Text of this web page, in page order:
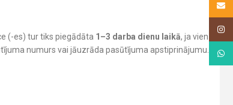
(-es) tur tiks piegādāta 1–3 darba dienu laikā, ja vien
numurs vai jāuzrāda pasūtījuma apstiprinājumu.
Email